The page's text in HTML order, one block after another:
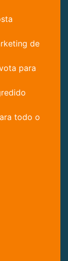
de
para
todo o